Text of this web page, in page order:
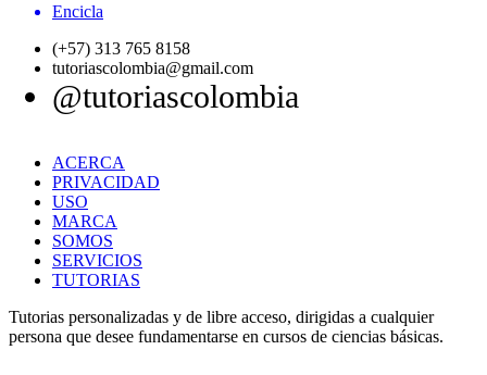
Encicla
(+57) 313 765 8158
tutoriascolombia@gmail.com
@tutoriascolombia
ACERCA
PRIVACIDAD
USO
MARCA
SOMOS
SERVICIOS
TUTORIAS
Tutorias personalizadas y de libre acceso, dirigidas a cualquier
persona que desee fundamentarse en cursos de ciencias básicas.